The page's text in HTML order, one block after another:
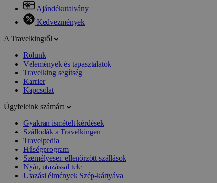
Ajándékutalvány
Kedvezmények
A Travelkingről
Rólunk
Vélemények és tapasztalatok
Travelking segítség
Karrier
Kapcsolat
Ügyfeleink számára
Gyakran ismételt kérdések
Szállodák a Travelkingen
Travelpedia
Hűségprogram
Személyesen ellenőrzött szállások
Nyár, utazással tele
Utazási élmények Szép-kártyával